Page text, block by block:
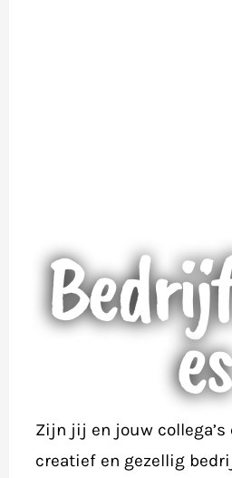
es
Zijn jij en jouw collega’s
creatief en gezellig